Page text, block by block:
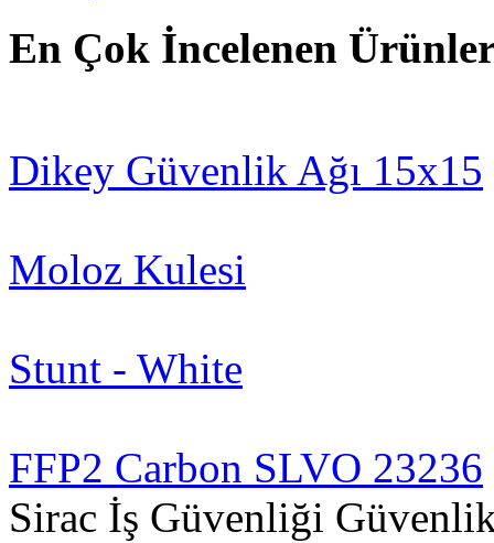
En Çok İncelenen
Dikey Güvenlik Ağı 15x15
Moloz Kulesi
Stunt - White
FFP2 Carbon SLVO 23236
Sirac İş Güvenliği